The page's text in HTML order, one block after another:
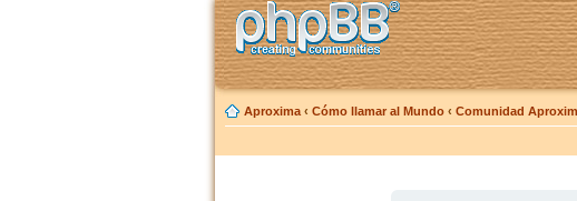
Aproxima ‹ Cómo llamar al Mundo ‹ Comunidad